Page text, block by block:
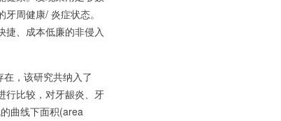
周健康/ 炎症状态。
捷、成本低廉的非侵入
，该研究共纳入了
行比较，对牙龈炎、牙
曲线下面积(area